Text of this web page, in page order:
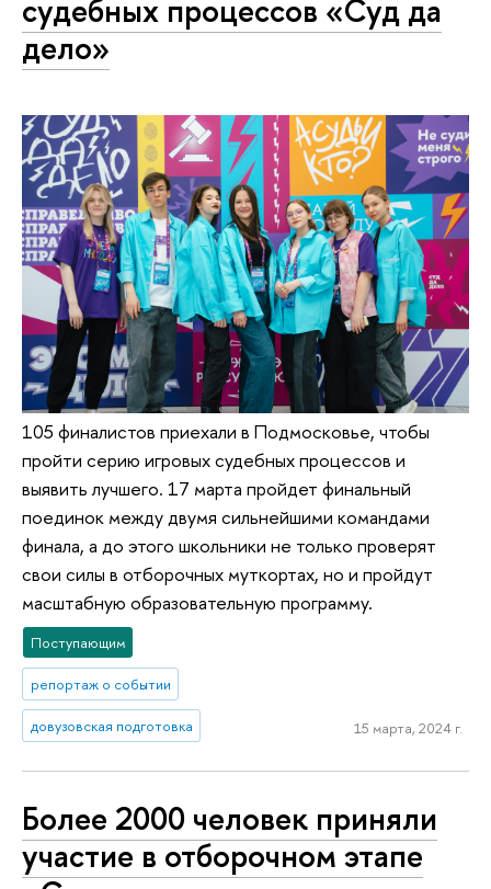
судебных процессов «Суд да
дело»
105 финалистов приехали в Подмосковье, чтобы
пройти серию игровых судебных процессов и
выявить лучшего. 17 марта пройдет финальный
поединок между двумя сильнейшими командами
финала, а до этого школьники не только проверят
свои силы в отборочных муткортах, но и пройдут
масштабную образовательную программу.
Поступающим
репортаж о событии
довузовская подготовка 15 марта, 2024 г.
Более 2000 человек приняли
участие в отборочном этапе